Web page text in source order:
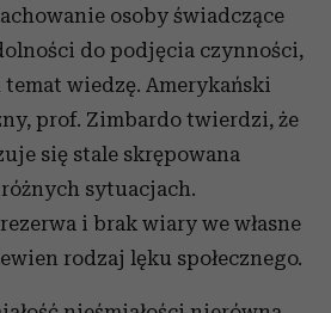
osoby świadczące
do podjęcia czynności,
temat wiedzę. Amerykański
prof. Zimbardo twierdzi, że
się stale skrępowana
sytuacjach.
i brak wiary we własne
rodzaj lęku społecznego.